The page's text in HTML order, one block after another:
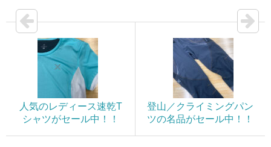
人気のレディース速乾T
シャツがセール中！！
登山／クライミングパン
ツの名品がセール中！！